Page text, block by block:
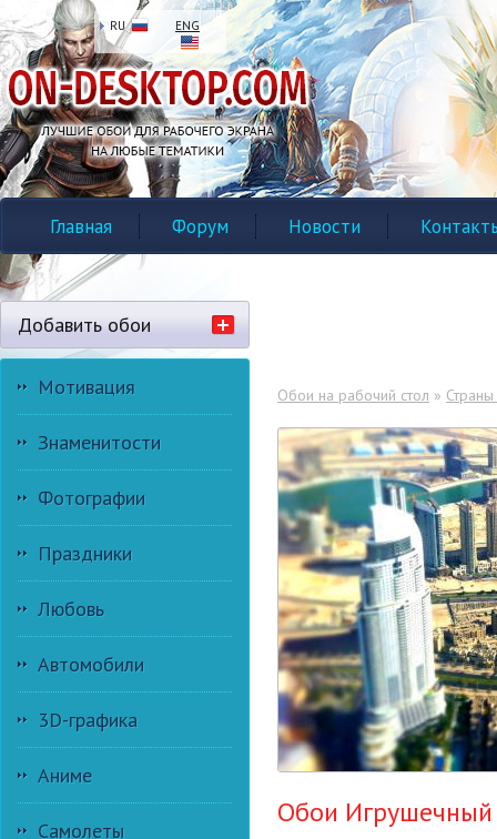
RU ENG
Главная Форум Новости
Добавить обои
Мотивация
Знаменитости
Фотографии
Праздники
Любовь
Автомобили
3D-графика
Аниме
Самолеты
Обои на рабочий стол »
Обои